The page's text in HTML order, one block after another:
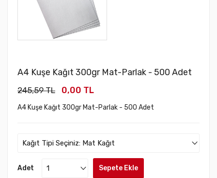
A4 Kuşe Kağıt 300gr Mat-Parlak - 500 Adet
245,59 TL 0,00 TL
A4 Kuşe Kağıt 300gr Mat-Parlak - 500 Adet
Adet Sepete Ekle